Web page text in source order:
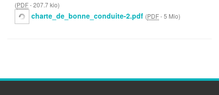
(PDF-207.7 kio)
charte_de_bonne_conduite-2.pdf (PDF-5 Mio)